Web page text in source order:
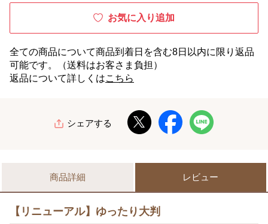
お気に入り追加
全ての商品について商品到着日を含む8日以内に限り返品
可能です。（送料はお客さま負担）
返品について詳しくはこちら
シェアする
商品詳細 レビュー
【リニューアル】ゆったり大判